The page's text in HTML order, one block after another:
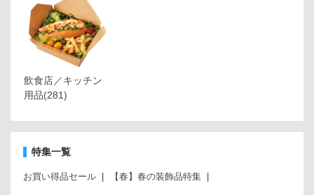
飲食店／キッチン
用品(281)
特集一覧
お買い得品セール 【春】春の装飾品特集